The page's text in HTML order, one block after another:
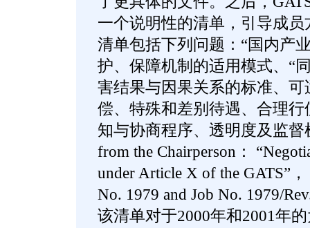
一个说明性的清单，引导成
清单包括下列问题：“国内产
护、保障机制的适用模式、“
害结果与因果关系的标准、
偿、特殊和差别待遇、合理
知与协商程序、透明度及监督
from the Chairperson：
under Article X of the GATS”
No. 1979 and Job No. 1979/
该清单对于2000年和2001年